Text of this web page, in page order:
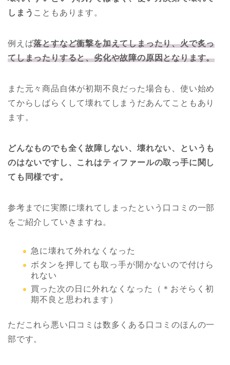
しまう こともあります。
例えば落とすなど衝撃を加えてしまったり、火で炙っ
てしまったりすると、劣化や故障の原因となります。
また元々商品自体が初期不良だった場合も、使い始め
てからしばらくして壊れてしまうだあんてこともあり
ます。
どんなものでも全く故障しない、壊れない、というも
のはないですし、これはティファールの取っ手に関し
ても同様です。
参考までに実際に壊れてしまったという口コミの一部
をご紹介していきますね。
急に壊れて外れなくなった
ボタンを押しても取っ手が開かないので付けら
れない
買った次の日に外れなくなった（＊おそらく初
期不良と思われます）
ただこれら悪い口コミは数多くある口コミのほんの一
部です。